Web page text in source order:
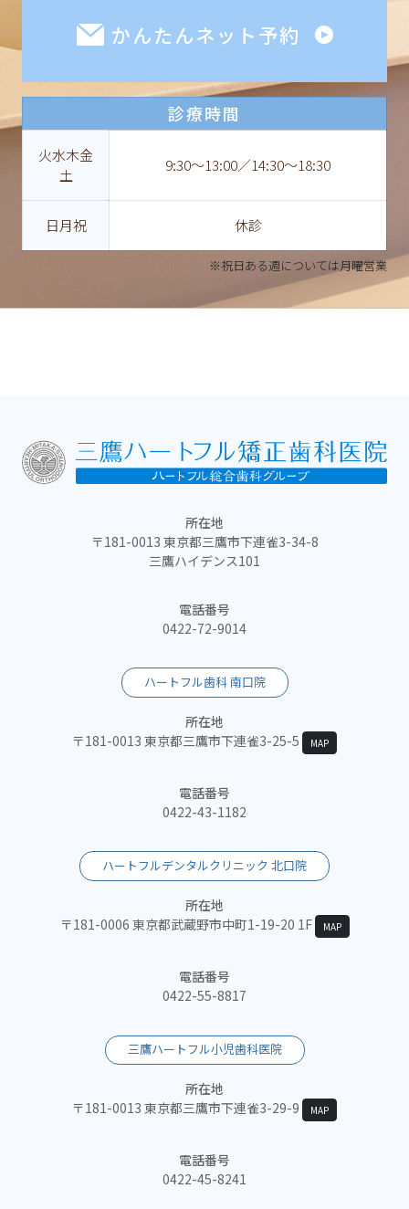
かんたんネット予約
診療時間
火水木金
土
9:30〜13:00／14:30〜18:30
日月祝 休診
※祝日ある週については月曜営業
所在地
〒181-0013 東京都三鷹市下連雀3-34-8
三鷹ハイデンス101
電話番号
0422-72-9014
ハートフル歯科 南口院
所在地
〒181-0013 東京都三鷹市下連雀3-25-5
MAP
電話番号
0422-43-1182
ハートフルデンタルクリニック 北口院
所在地
〒181-0006 東京都武蔵野市中町1-19-20 1F
MAP
電話番号
0422-55-8817
三鷹ハートフル小児歯科医院
所在地
〒181-0013 東京都三鷹市下連雀3-29-9
MAP
電話番号
0422-45-8241